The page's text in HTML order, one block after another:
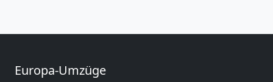
Europa-Umzüge